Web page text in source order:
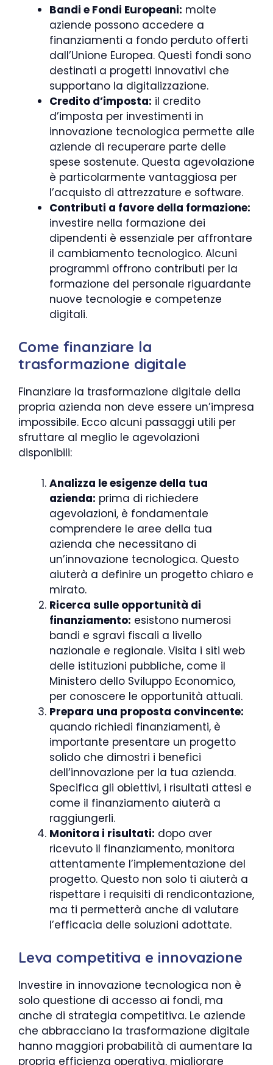
Bandi e Fondi Europeani: molte
aziende possono accedere a
finanziamenti a fondo perduto offerti
dall’Unione Europea. Questi fondi sono
destinati a progetti innovativi che
supportano la digitalizzazione.
Credito d’imposta: il credito
d’imposta per investimenti in
innovazione tecnologica permette alle
aziende di recuperare parte delle
spese sostenute. Questa agevolazione
è particolarmente vantaggiosa per
l’acquisto di attrezzature e software.
Contributi a favore della formazione:
investire nella formazione dei
dipendenti è essenziale per affrontare
il cambiamento tecnologico. Alcuni
programmi offrono contributi per la
formazione del personale riguardante
nuove tecnologie e competenze
digitali.
Come finanziare la
trasformazione digitale
Finanziare la trasformazione digitale della
propria azienda non deve essere un’impresa
impossibile. Ecco alcuni passaggi utili per
sfruttare al meglio le agevolazioni
disponibili:
Analizza le esigenze della tua
azienda: prima di richiedere
agevolazioni, è fondamentale
comprendere le aree della tua
azienda che necessitano di
un’innovazione tecnologica. Questo
aiuterà a definire un progetto chiaro e
mirato.
Ricerca sulle opportunità di
finanziamento: esistono numerosi
bandi e sgravi fiscali a livello
nazionale e regionale. Visita i siti web
delle istituzioni pubbliche, come il
Ministero dello Sviluppo Economico,
per conoscere le opportunità attuali.
Prepara una proposta convincente:
quando richiedi finanziamenti, è
importante presentare un progetto
solido che dimostri i benefici
dell’innovazione per la tua azienda.
Specifica gli obiettivi, i risultati attesi e
come il finanziamento aiuterà a
raggiungerli.
Monitora i risultati: dopo aver
ricevuto il finanziamento, monitora
attentamente l’implementazione del
progetto. Questo non solo ti aiuterà a
rispettare i requisiti di rendicontazione,
ma ti permetterà anche di valutare
l’efficacia delle soluzioni adottate.
Leva competitiva e innovazione
Investire in innovazione tecnologica non è
solo questione di accesso ai fondi, ma
anche di strategia competitiva. Le aziende
che abbracciano la trasformazione digitale
hanno maggiori probabilità di aumentare la
propria efficienza operativa, migliorare